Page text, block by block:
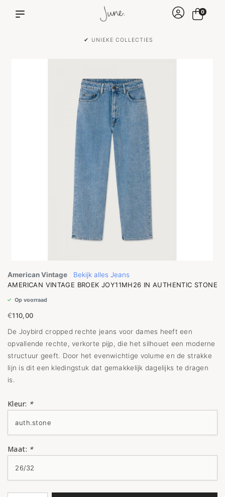
✔ UNIEKE COLLECTIES
0
American Vintage
Bekijk alles Jeans
AMERICAN VINTAGE BROEK JOY11MH26 IN AUTHENTIC STONE
Op voorraad
€110,00
De Joybird cropped rechte jeans voor dames heeft een
opvallende rechte, verkorte pijp, die het silhouet een moderne
structuur geeft. Door het evenwichtige volume en de strakke
lijn is dit een kledingstuk dat gemakkelijk dagelijks te dragen
is.
Kleur: *
Maat: *